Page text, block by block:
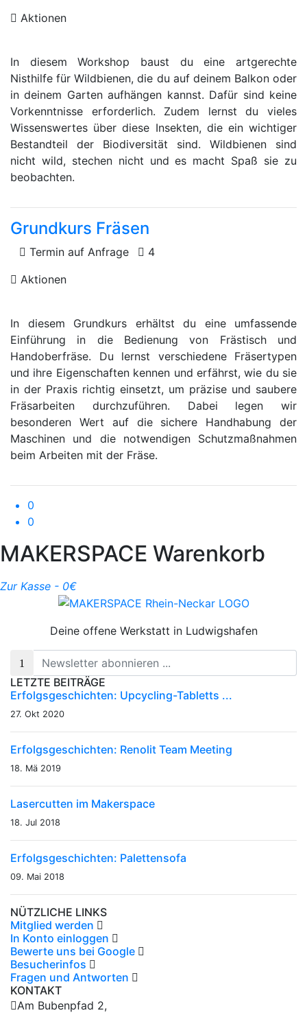
Aktionen
In diesem Workshop baust du eine artgerechte
Nisthilfe für Wildbienen, die du auf deinem Balkon oder
in deinem Garten aufhängen kannst. Dafür sind keine
Vorkenntnisse erforderlich. Zudem lernst du vieles
Wissenswertes über diese Insekten, die ein wichtiger
Bestandteil der Biodiversität sind. Wildbienen sind
nicht wild, stechen nicht und es macht Spaß sie zu
beobachten.
Grundkurs Fräsen
Termin auf Anfrage
4
Aktionen
In diesem Grundkurs erhältst du eine umfassende
Einführung in die Bedienung von Frästisch und
Handoberfräse. Du lernst verschiedene Fräsertypen
und ihre Eigenschaften kennen und erfährst, wie du sie
in der Praxis richtig einsetzt, um präzise und saubere
Fräsarbeiten durchzuführen. Dabei legen wir
besonderen Wert auf die sichere Handhabung der
Maschinen und die notwendigen Schutzmaßnahmen
beim Arbeiten mit der Fräse.
0
0
MAKERSPACE Warenkorb
Zur Kasse - 0€
Deine offene Werkstatt in Ludwigshafen
LETZTE BEITRÄGE
Erfolgsgeschichten: Upcycling-Tabletts ...
27. Okt 2020
Erfolgsgeschichten: Renolit Team Meeting
18. Mä 2019
Lasercutten im Makerspace
18. Jul 2018
Erfolgsgeschichten: Palettensofa
09. Mai 2018
NÜTZLICHE LINKS
Mitglied werden
In Konto einloggen
Bewerte uns bei Google
Besucherinfos
Fragen und Antworten
KONTAKT
Am Bubenpfad 2,